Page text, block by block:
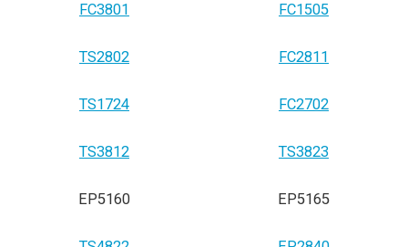
FC3801
TS2802
TS1724
TS3812
EP5160
FC1505
FC2811
FC2702
TS3823
EP5165